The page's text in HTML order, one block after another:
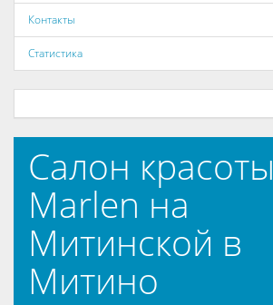
Контакты
Статистика
Салон красоты
Marlen на
Митинской в
Митино